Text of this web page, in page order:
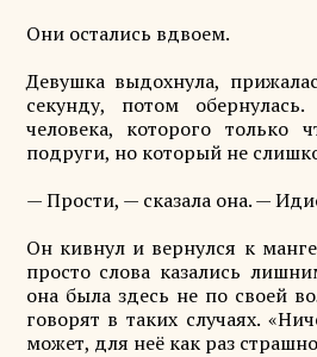
Они остались вдвоем.
Девушка выдохнула,
секунду, потом
человека, которого только
подруги, но который не
— Прости, — сказала она. —
Он кивнул и вернулся к
просто слова казались
она была здесь не по своей
говорят в таких случаях.
может, для неё как раз